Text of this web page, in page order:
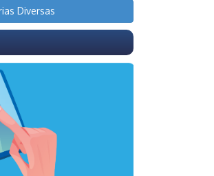
Diversas